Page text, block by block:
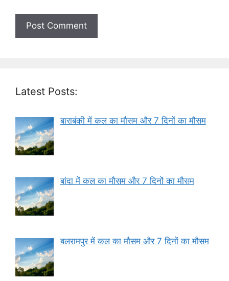
Latest Posts:
बाराबंकी में कल का मौसम और 7 दिनों का मौसम
बांदा में कल का मौसम और 7 दिनों का मौसम
बलरामपुर में कल का मौसम और 7 दिनों का मौसम